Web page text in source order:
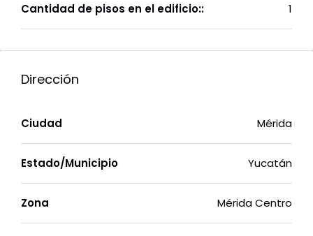
Cantidad de pisos en el edificio:: 1
Dirección
Ciudad Mérida
Estado/Municipio Yucatán
Zona Mérida Centro